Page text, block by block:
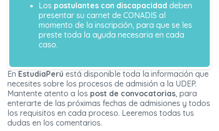
Los postulantes con discapacidad deben
presentar su carnet de CONADIS al
momento de la inscripción, para que se les
preste toda la ayuda necesaria en cada
caso.
En EstudiaPerú está disponible toda la información que
necesites sobre los procesos de admisión a la UDEP.
Mantente atento a los post de convocatorias, para
enterarte de las próximas fechas de admisiones y todos
los requisitos en cada proceso. Leeremos todas tus
dudas en los comentarios.